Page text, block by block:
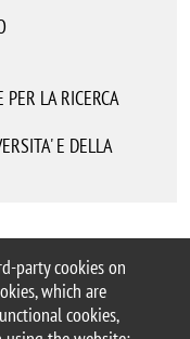
party cookies on
which are
cookies,
LA RICERCA
E DELLA
Next page
seguente ›